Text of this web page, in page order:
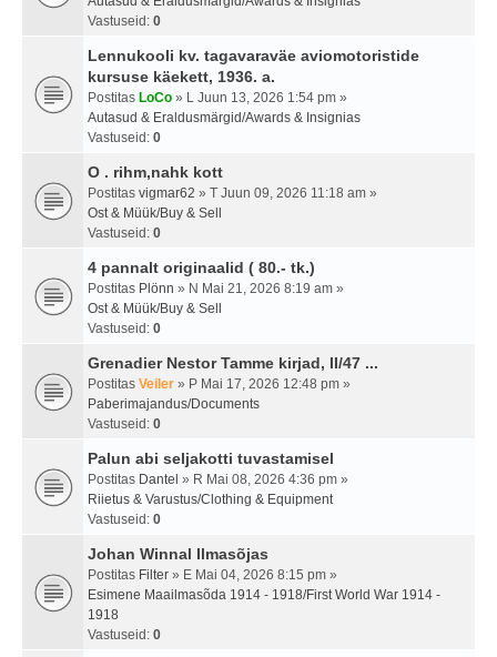
Vastuseid: 0
Lennukooli kv. tagavaraväe aviomotoristide
kursuse käekett, 1936. a.
Postitas LoCo » L Juun 13, 2026 1:54 pm »
Autasud & Eraldusmärgid/Awards & Insignias
Vastuseid: 0
O . rihm,nahk kott
Postitas vigmar62 » T Juun 09, 2026 11:18 am »
Ost & Müük/Buy & Sell
Vastuseid: 0
4 pannalt originaalid ( 80.- tk.)
Postitas Plönn » N Mai 21, 2026 8:19 am »
Ost & Müük/Buy & Sell
Vastuseid: 0
Grenadier Nestor Tamme kirjad, II/47 ...
Postitas Veiler » P Mai 17, 2026 12:48 pm »
Paberimajandus/Documents
Vastuseid: 0
Palun abi seljakotti tuvastamisel
Postitas Dantel » R Mai 08, 2026 4:36 pm »
Riietus & Varustus/Clothing & Equipment
Vastuseid: 0
Johan Winnal Ilmasõjas
Postitas Filter » E Mai 04, 2026 8:15 pm »
Esimene Maailmasõda 1914 - 1918/First World War 1914 -
1918
Vastuseid: 0